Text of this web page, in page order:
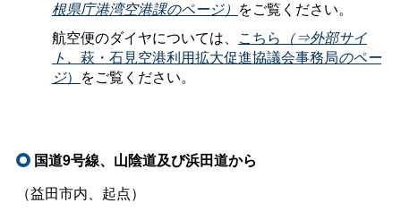
根県庁港湾空港課のページ） をご覧ください。
航空便のダイヤについては、 こちら （⇒外部サイ
ト、 萩・石見空港利用拡大促進協議会事務局のペー
ジ） をご覧ください。
国道9号線、山陰道及び浜田道から
（益田市内、起点）